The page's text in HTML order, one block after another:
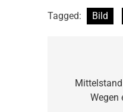
Tagged: Bild
Wegen